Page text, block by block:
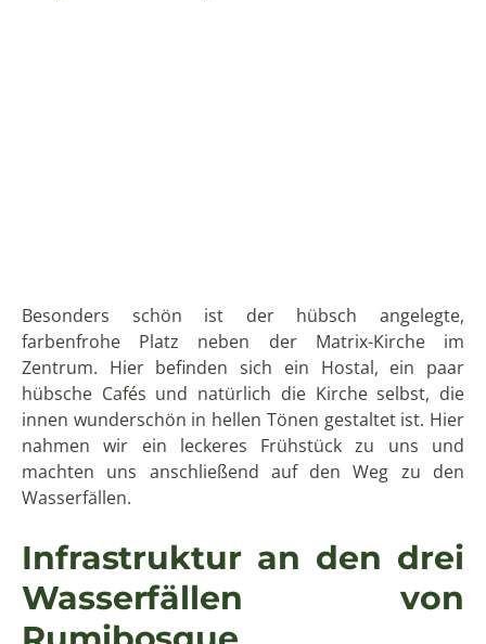
Infrastruktur an den drei
Wasserfällen von
Rumibosque
Am Eingang zu der Wanderung zu den Wasserfällen
befinden sich ein Parkplatz sowie Cabañas und
man mieten, wenn man inmitten dieser
atemberaubenden Berglandschaft auch übernachten
will. Sie können jedoch auch direkt unten an den
Wasserfällen campen. Es wird zudem gerade ein